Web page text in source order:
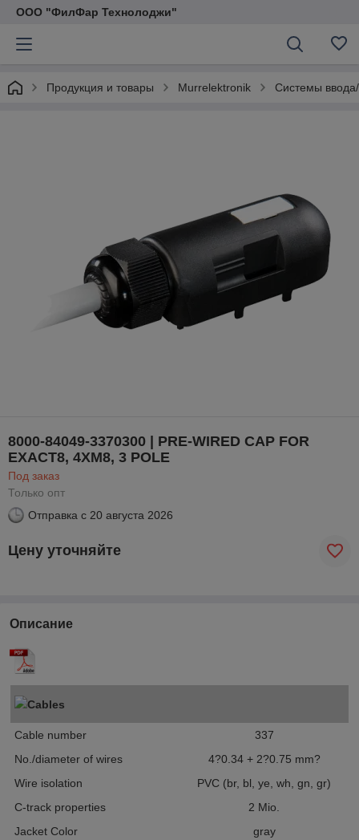
ООО "ФилФар Технолоджи"
Продукция и товары Murrelektronik Системы
8000-84049-3370300 | PRE-WIRED CAP FOR
EXACT8, 4XM8, 3 POLE
Под заказ
Только опт
Отправка с 20 августа 2026
Цену уточняйте
Описание
Cables
Cable number
337
No./diameter of wires
4?0.34 + 2?0.75 mm?
Wire isolation
PVC (br, bl, ye, wh, gn, gr)
C-track properties
2 Mio.
Jacket Color
gray